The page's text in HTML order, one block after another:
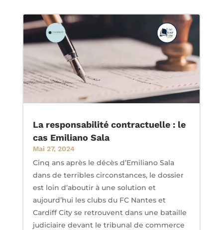
La responsabilité contractuelle : le
cas Emiliano Sala
Mai 27, 2024
Cinq ans après le décès d’Emiliano Sala
dans de terribles circonstances, le dossier
est loin d’aboutir à une solution et
aujourd’hui les clubs du FC Nantes et
Cardiff City se retrouvent dans une bataille
judiciaire devant le tribunal de commerce